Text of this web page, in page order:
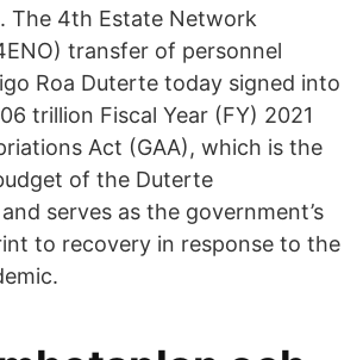
The 4th Estate Network
transfer of personnel
Roa Duterte today signed into
trillion Fiscal Year (FY) 2021
Act (GAA), which is the
of the Duterte
serves as the government’s
to recovery in response to the